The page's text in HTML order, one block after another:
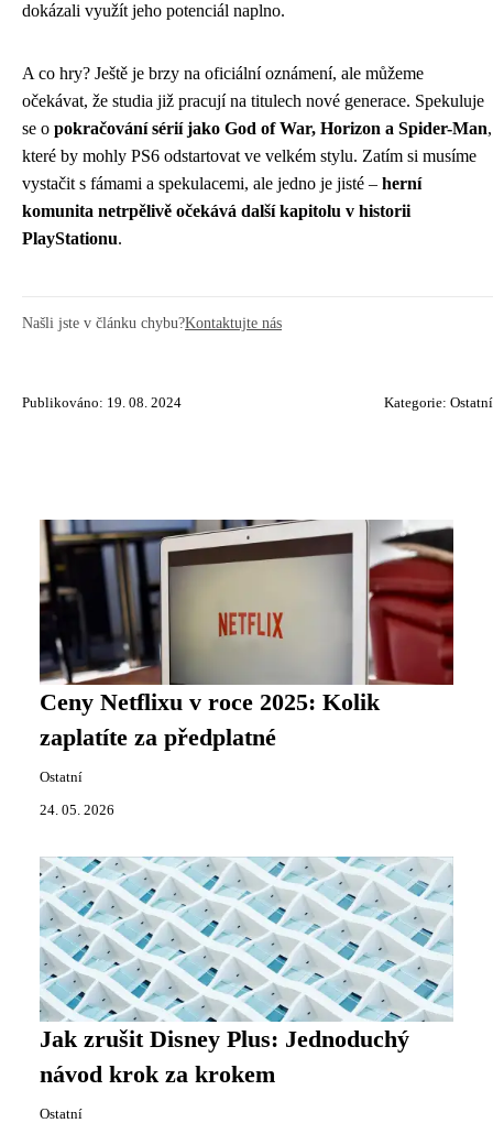
dokázali využít jeho potenciál naplno.
A co hry? Ještě je brzy na oficiální oznámení, ale můžeme
očekávat, že studia již pracují na titulech nové generace. Spekuluje
se o pokračování sérií jako God of War, Horizon a Spider-Man,
které by mohly PS6 odstartovat ve velkém stylu. Zatím si musíme
vystačit s fámami a spekulacemi, ale jedno je jisté – herní
komunita netrpělivě očekává další kapitolu v historii
PlayStationu.
Našli jste v článku chybu?Kontaktujte nás
Publikováno: 19. 08. 2024 Kategorie: Ostatní
Ceny Netflixu v roce 2025: Kolik
zaplatíte za předplatné
Ostatní
24. 05. 2026
Jak zrušit Disney Plus: Jednoduchý
návod krok za krokem
Ostatní